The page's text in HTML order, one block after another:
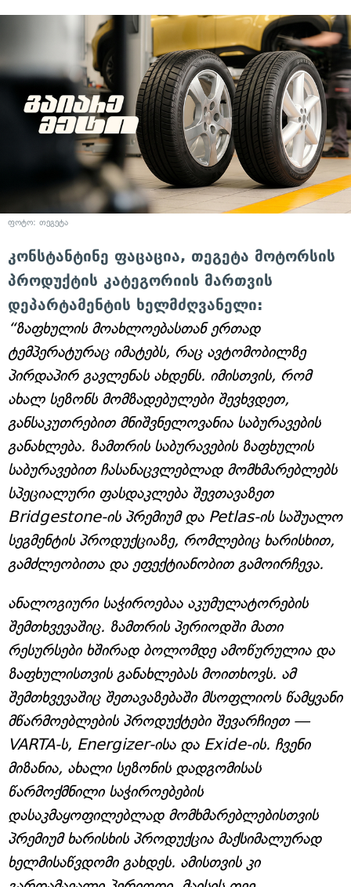
ფოტო: თეგეტა
კონსტანტინე ფაცაცია, თეგეტა მოტორსის
პროდუქტის კატეგორიის მართვის
დეპარტამენტის ხელმძღვანელი:
“ზაფხულის მოახლოებასთან ერთად
ტემპერატურაც იმატებს, რაც ავტომობილზე
პირდაპირ გავლენას ახდენს. იმისთვის, რომ
ახალ სეზონს მომზადებულები შევხვდეთ,
განსაკუთრებით მნიშვნელოვანია საბურავების
განახლება. ზამთრის საბურავების ზაფხულის
საბურავებით ჩასანაცვლებლად მომხმარებლებს
სპეციალური ფასდაკლება შევთავაზეთ
Bridgestone-ის პრემიუმ და Petlas-ის საშუალო
სეგმენტის პროდუქციაზე, რომლებიც ხარისხით,
გამძლეობითა და ეფექტიანობით გამოირჩევა.
ანალოგიური საჭიროებაა აკუმულატორების
შემთხვევაშიც. ზამთრის პერიოდში მათი
რესურსები ხშირად ბოლომდე ამოწურულია და
ზაფხულისთვის განახლებას მოითხოვს. ამ
შემთხვევაშიც შეთავაზებაში მსოფლიოს წამყვანი
მწარმოებლების პროდუქტები შევარჩიეთ —
VARTA-ს, Energizer-ისა და Exide-ის. ჩვენი
მიზანია, ახალი სეზონის დადგომისას
წარმოქმნილი საჭიროებების
დასაკმაყოფილებლად მომხმარებლებისთვის
პრემიუმ ხარისხის პროდუქცია მაქსიმალურად
ხელმისაწვდომი გახდეს. ამისთვის კი